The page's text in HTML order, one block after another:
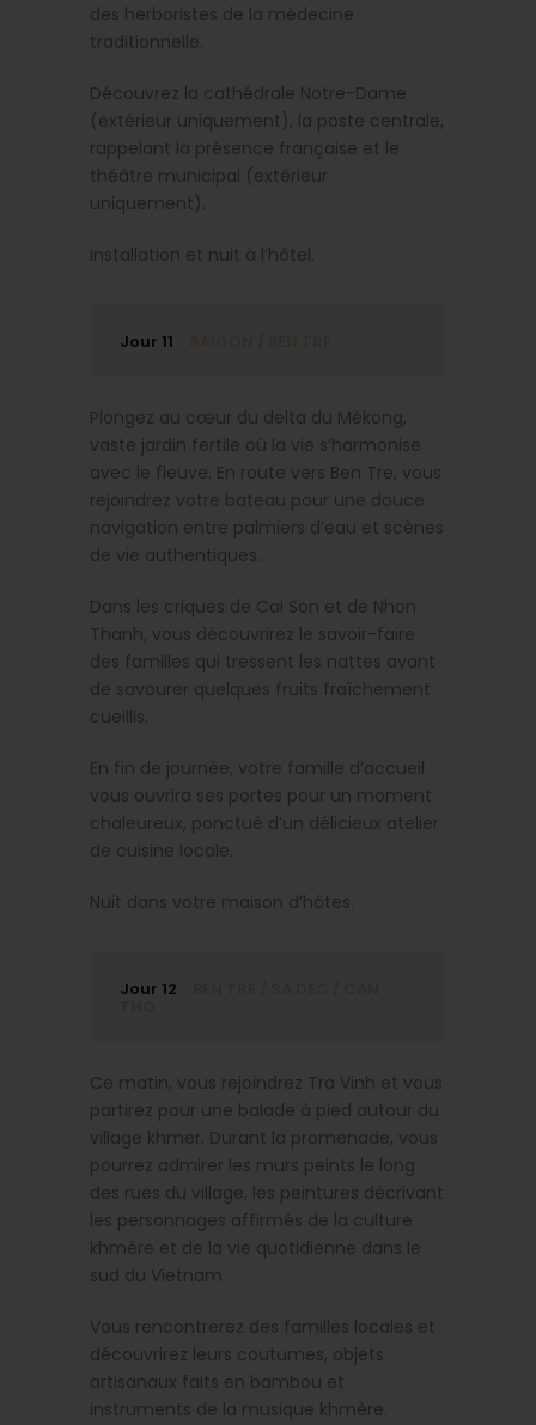
des herboristes de la médecine
traditionnelle.
Découvrez la cathédrale Notre-Dame
(extérieur uniquement), la poste centrale,
rappelant la présence française et le
théâtre municipal (extérieur
uniquement).
Installation et nuit à l’hôtel.
Jour 11
Plongez au cœur du delta du Mékong,
vaste jardin fertile où la vie s’harmonise
avec le fleuve. En route vers Ben Tre, vous
rejoindrez votre bateau pour une douce
navigation entre palmiers d’eau et scènes
de vie authentiques.
Dans les criques de Cai Son et de Nhon
Thanh, vous découvrirez le savoir-faire
des familles qui tressent les nattes avant
de savourer quelques fruits fraîchement
cueillis.
En fin de journée, votre famille d’accueil
vous ouvrira ses portes pour un moment
chaleureux, ponctué d’un délicieux atelier
de cuisine locale.
Nuit dans votre maison d’hôtes.
Jour 12
Ce matin, vous rejoindrez Tra Vinh et vous
partirez pour une balade à pied autour du
village khmer. Durant la promenade, vous
pourrez admirer les murs peints le long
des rues du village, les peintures décrivant
les personnages affirmés de la culture
khmère et de la vie quotidienne dans le
sud du Vietnam.
Vous rencontrerez des familles locales et
découvrirez leurs coutumes, objets
artisanaux faits en bambou et
instruments de la musique khmère.